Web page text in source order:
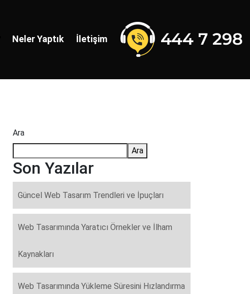
Neler Yaptık İletişim
Ara
Ara
Son Yazılar
Güncel Web Tasarım Trendleri ve İpuçları
Web Tasarımında Yaratıcı Örnekler ve İlham
Kaynakları
Web Tasarımında Yükleme Süresini Hızlandırma